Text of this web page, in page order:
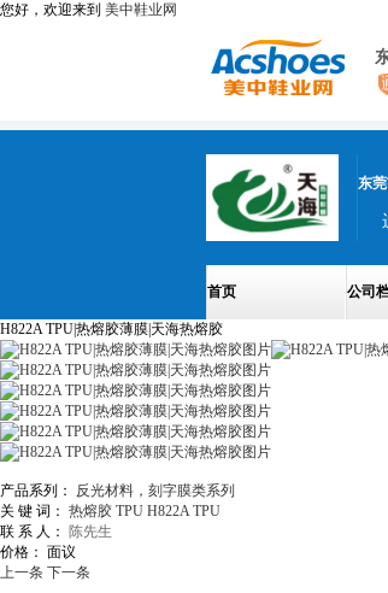
您好，欢迎来到 美中鞋业网
东
首页 公司
H822A TPU|热熔胶薄膜|天海热熔胶
产品系列：
反光材料，刻字膜类系列
关 键 词： 热熔胶 TPU H822A TPU
联 系 人：
陈先生
价格： 面议
上一条 下一条